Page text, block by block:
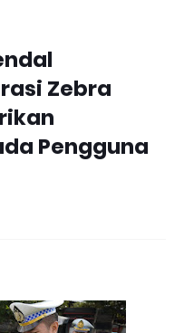
Zebra
Pengguna